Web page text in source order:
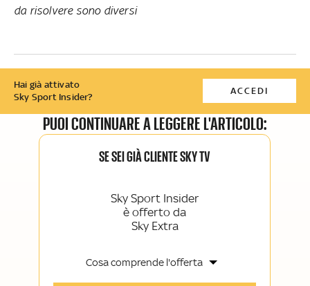
da risolvere sono diversi
Hai già attivato
Sky Sport Insider?
ACCEDI
PUOI CONTINUARE A LEGGERE L'ARTICOLO:
SE SEI GIÀ CLIENTE SKY TV
Sky Sport Insider
è offerto da
Sky Extra
Cosa comprende l'offerta